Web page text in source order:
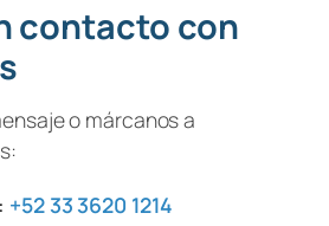
contacto con
o márcanos a
+52 33 3620 1214